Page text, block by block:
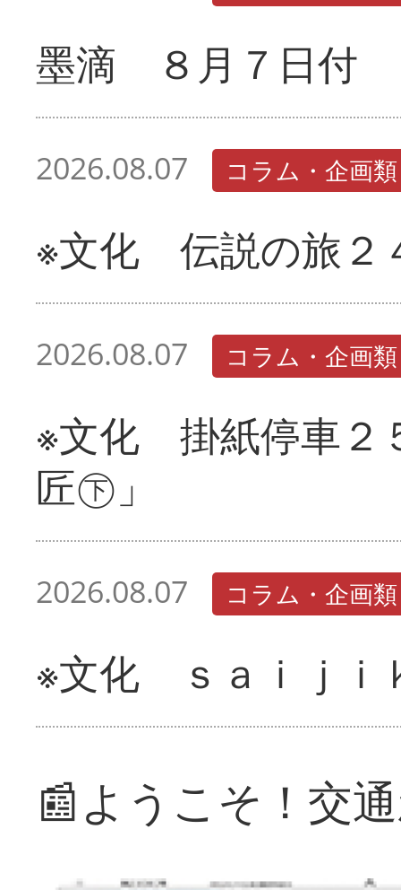
墨滴 ８月７日付
2026.08.07 コラム・企画類
※文化 伝説の旅２
2026.08.07 コラム・企画類
※文化 掛紙停車２
匠㊦」
2026.08.07 コラム・企画類
※文化 ｓａｉｊ
📰ようこそ！交